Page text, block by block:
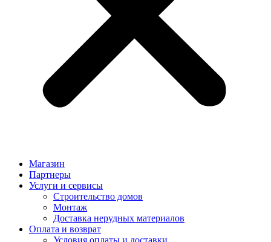
Магазин
Партнеры
Услуги и сервисы
Строительство домов
Монтаж
Доставка нерудных материалов
Оплата и возврат
Условия оплаты и доставки